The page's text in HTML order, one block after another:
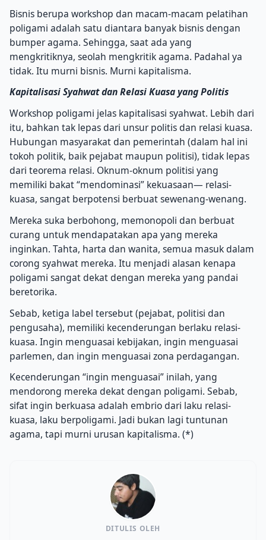
Bisnis berupa workshop dan macam-macam pelatihan
poligami adalah satu diantara banyak bisnis dengan
bumper agama. Sehingga, saat ada yang
mengkritiknya, seolah mengkritik agama. Padahal ya
tidak. Itu murni bisnis. Murni kapitalisma.
Kapitalisasi Syahwat dan Relasi Kuasa yang Politis
Workshop poligami jelas kapitalisasi syahwat. Lebih dari
itu, bahkan tak lepas dari unsur politis dan relasi kuasa.
Hubungan masyarakat dan pemerintah (dalam hal ini
tokoh politik, baik pejabat maupun politisi), tidak lepas
dari teorema relasi. Oknum-oknum politisi yang
memiliki bakat “mendominasi” kekuasaan— relasi-
kuasa, sangat berpotensi berbuat sewenang-wenang.
Mereka suka berbohong, memonopoli dan berbuat
curang untuk mendapatakan apa yang mereka
inginkan. Tahta, harta dan wanita, semua masuk dalam
corong syahwat mereka. Itu menjadi alasan kenapa
poligami sangat dekat dengan mereka yang pandai
beretorika.
Sebab, ketiga label tersebut (pejabat, politisi dan
pengusaha), memiliki kecenderungan berlaku relasi-
kuasa. Ingin menguasai kebijakan, ingin menguasai
parlemen, dan ingin menguasai zona perdagangan.
Kecenderungan “ingin menguasai” inilah, yang
mendorong mereka dekat dengan poligami. Sebab,
sifat ingin berkuasa adalah embrio dari laku relasi-
kuasa, laku berpoligami. Jadi bukan lagi tuntunan
agama, tapi murni urusan kapitalisma. (*)
DITULIS OLEH